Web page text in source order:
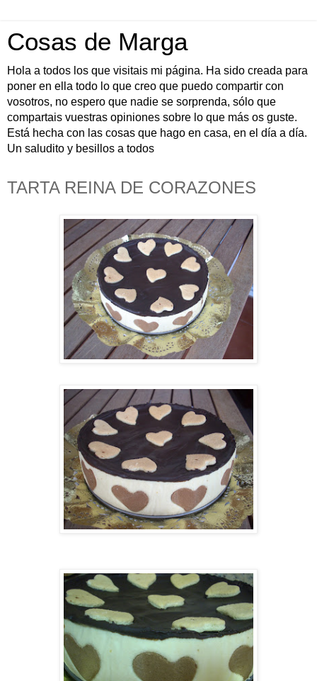
Cosas de Marga
Hola a todos los que visitais mi página. Ha sido creada para
poner en ella todo lo que creo que puedo compartir con
vosotros, no espero que nadie se sorprenda, sólo que
compartais vuestras opiniones sobre lo que más os guste.
Está hecha con las cosas que hago en casa, en el día a día.
Un saludito y besillos a todos
TARTA REINA DE CORAZONES